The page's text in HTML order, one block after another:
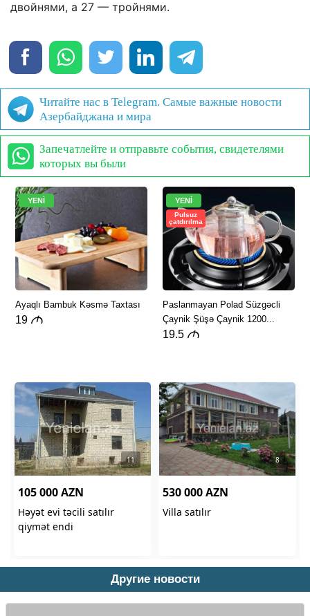
двойнями, а 27 — тройнями.
Читайте нас в Telegram. Самые важные новости
Азербайджана и мира
Запечатлейте и отправьте события, свидетелями
которых вы были
Другие новости